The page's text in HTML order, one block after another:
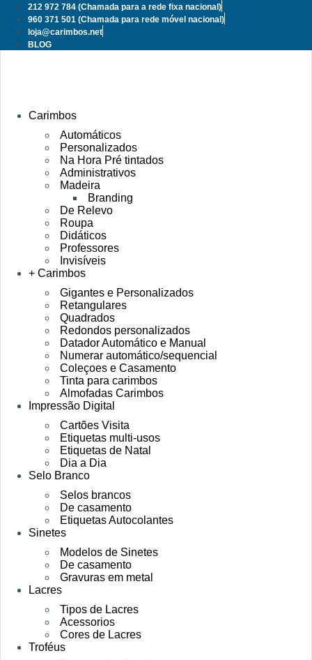
Pular
para
conteúdo
212 972 784 (Chamada para a rede fixa nacional)
960 371 501 (Chamada para rede móvel nacional)
loja@carimbos.net
BLOG
Carimbos
Automáticos
Personalizados
Na Hora Pré tintados
Administrativos
Madeira
Branding
De Relevo
Roupa
Didáticos
Professores
Invisíveis
+ Carimbos
Gigantes e Personalizados
Retangulares
Quadrados
Redondos personalizados
Datador Automático e Manual
Numerar automático/sequencial
Coleçoes e Casamento
Tinta para carimbos
Almofadas Carimbos
Impressão Digital
Cartões Visita
Etiquetas multi-usos
Etiquetas de Natal
Dia a Dia
Selo Branco
Selos brancos
De casamento
Etiquetas Autocolantes
Sinetes
Modelos de Sinetes
De casamento
Gravuras em metal
Lacres
Tipos de Lacres
Acessorios
Cores de Lacres
Troféus